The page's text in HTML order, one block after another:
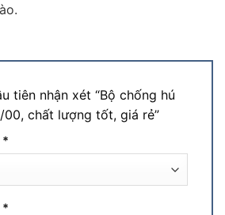
tiên nhận xét “Bộ chống hú
00, chất lượng tốt, giá rẻ”
*
*